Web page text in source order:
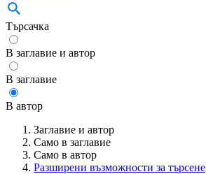
Търсачка
В заглавие и автор
В заглавие
В автор
Заглавие и автор
Само в заглавие
Само в автор
Разширени възможности за търсене